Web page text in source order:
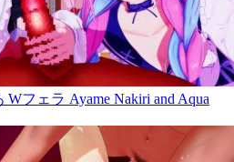
フェラ Ayame Nakiri and Aqua